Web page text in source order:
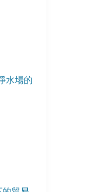
水場的